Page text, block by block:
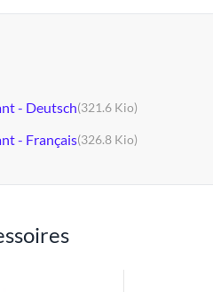
- Deutsch(321.6 Kio)
- Français(326.8 Kio)